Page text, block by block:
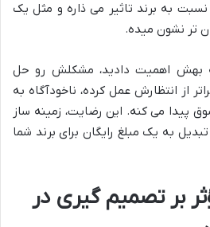
به برند تاثیر می ذاره و مثل یک
تر نشون میده.
بهش اهمیت دادید، مشکلش رو حل
از انتظارش عمل کرده، ناخودآگاه به
پیدا می کنه. این رضایت، زمینه ساز
به یک مبلغ رایگان برای برند شما
بر تصمیم گیری در